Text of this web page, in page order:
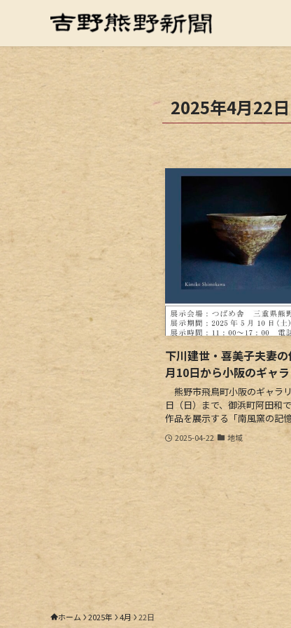
2025年4月22日
下川建世・喜美子夫妻
月10日から小阪のギャラ
熊野市飛鳥町小阪のギャラ
日（日）まで、御浜町阿田和
作品を展示する「南風窯の記
2025-04-22 地域
ホーム 2025年 4月 22日